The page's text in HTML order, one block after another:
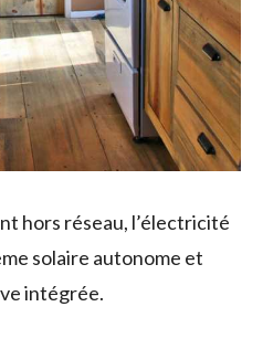
hors réseau, l’électricité
solaire autonome et
intégrée.